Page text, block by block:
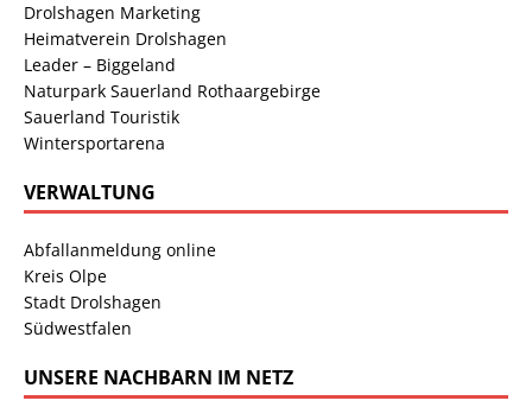
Drolshagen Marketing
Heimatverein Drolshagen
Leader – Biggeland
Naturpark Sauerland Rothaargebirge
Sauerland Touristik
Wintersportarena
VERWALTUNG
Abfallanmeldung online
Kreis Olpe
Stadt Drolshagen
Südwestfalen
UNSERE NACHBARN IM NETZ